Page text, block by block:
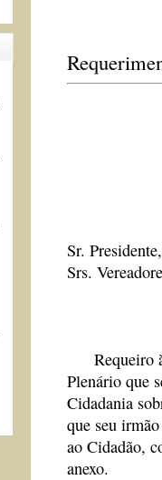
Sr. Presidente,
Srs.
Requeiro
Plenário que
Cidadania
que seu
ao Cidadão,
anexo.